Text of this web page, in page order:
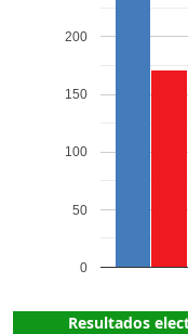
0
50
100
150
200
Resultados